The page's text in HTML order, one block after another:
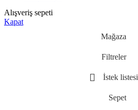
Alışveriş sepeti
Kapat
Mağaza
Filtreler
İstek listesi
Sepet